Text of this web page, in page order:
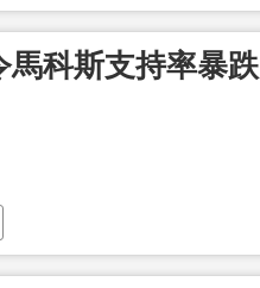
馬科斯支持率暴跌